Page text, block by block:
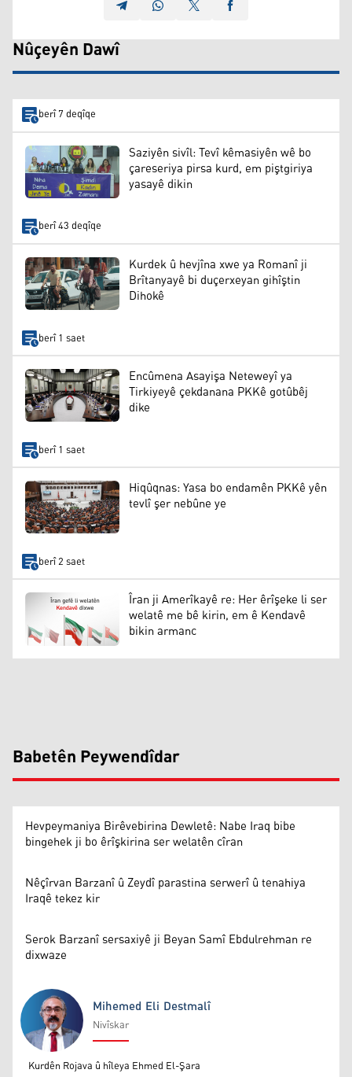
Nûçeyên Dawî
berî 7 deqîqe
Saziyên sivîl: Tevî kêmasiyên wê bo
çareseriya pirsa kurd, em piştgiriya
yasayê dikin
berî 43 deqîqe
Kurdek û hevjîna xwe ya Romanî ji
Brîtanyayê bi duçerxeyan gihîştin
Dihokê
berî 1 saet
Encûmena Asayişa Neteweyî ya
Tirkiyeyê çekdanana PKKê gotûbêj
dike
berî 1 saet
Hiqûqnas: Yasa bo endamên PKKê yên
tevlî şer nebûne ye
berî 2 saet
Îran ji Amerîkayê re: Her êrîşeke li ser
welatê me bê kirin, em ê Kendavê
bikin armanc
Babetên Peywendîdar
Hevpeymaniya Birêvebirina Dewletê: Nabe Iraq bibe
bingehek ji bo êrîşkirina ser welatên cîran
Nêçîrvan Barzanî û Zeydî parastina serwerî û tenahiya
Iraqê tekez kir
Serok Barzanî sersaxiyê ji Beyan Samî Ebdulrehman re
dixwaze
Mihemed Eli Destmalî
Mihemed Eli Destmalî
Nivîskar
Kurdên Rojava û hîleya Ehmed El-Şara